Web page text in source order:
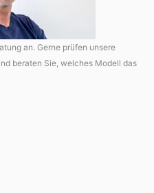
an. Gerne prüfen unsere
beraten Sie, welches Modell das